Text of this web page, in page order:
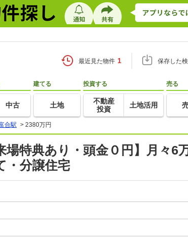
最近見た物件 1 保存した
中古
建てる
土地
投資する
不動産
投資
土地活用
売る
合駅 > 2380万円
特典あり・頭金０円】月々6
・分譲住宅